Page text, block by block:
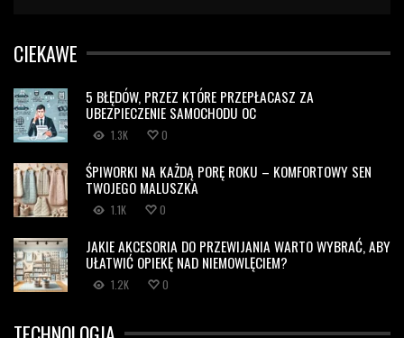
CIEKAWE
5 BŁĘDÓW, PRZEZ KTÓRE PRZEPŁACASZ ZA
UBEZPIECZENIE SAMOCHODU OC
1.3K 0
ŚPIWORKI NA KAŻDĄ PORĘ ROKU – KOMFORTOWY SEN
TWOJEGO MALUSZKA
1.1K 0
JAKIE AKCESORIA DO PRZEWIJANIA WARTO WYBRAĆ, ABY
UŁATWIĆ OPIEKĘ NAD NIEMOWLĘCIEM?
1.2K 0